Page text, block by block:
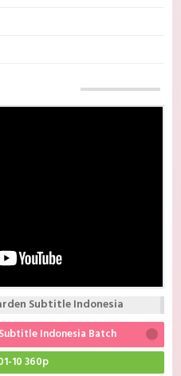
Subtitle Indonesia
Indonesia Batch
10 360p